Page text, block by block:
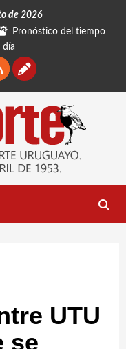
de 2026
Pronóstico del tiempo
día
Contáctanos
UTU
se